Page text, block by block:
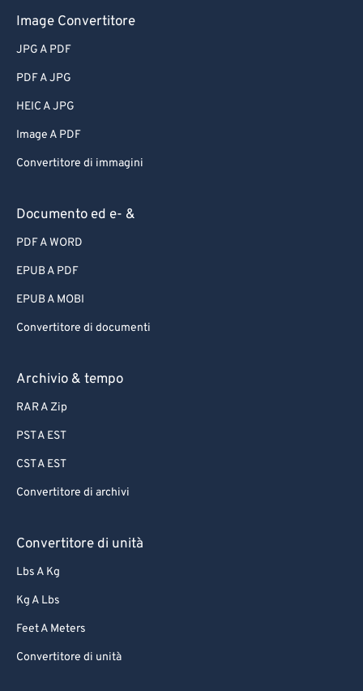
Image Convertitore
JPG A PDF
PDF A JPG
HEIC A JPG
Image A PDF
Convertitore di immagini
Documento ed e- &
PDF A WORD
EPUB A PDF
EPUB A MOBI
Convertitore di documenti
Archivio & tempo
RAR A Zip
PST A EST
CST A EST
Convertitore di archivi
Convertitore di unità
Lbs A Kg
Kg A Lbs
Feet A Meters
Convertitore di unità